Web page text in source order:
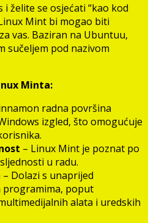
želite se osjećati “kao kod
Mint bi mogao biti
vas. Baziran na Ubuntuu,
sučeljem pod nazivom
Minta:
radna površina
izgled, što omogućuje
– Linux Mint je poznat po
u radu.
– Dolazi s unaprijed
poput
alata i uredskih